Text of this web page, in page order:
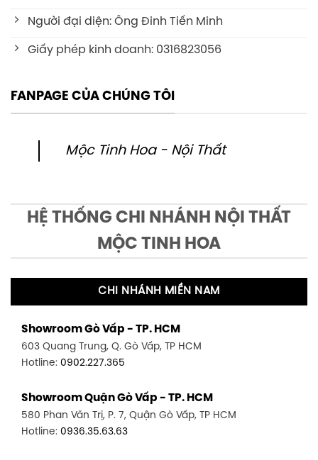
Người đại diện: Ông Đinh Tiến Minh
Giấy phép kinh doanh: 0316823056
FANPAGE CỦA CHÚNG TÔI
Mộc Tinh Hoa - Nội Thất
HỆ THỐNG CHI NHÁNH NỘI THẤT
MỘC TINH HOA
CHI NHÁNH MIỀN NAM
Showroom Gò Vấp - TP. HCM
603 Quang Trung, Q. Gò Vấp, TP HCM
Hotline: 0902.227.365
Showroom Quận Gò Vấp - TP. HCM
580 Phan Văn Trị, P. 7, Quận Gò Vấp, TP HCM
Hotline: 0936.35.63.63